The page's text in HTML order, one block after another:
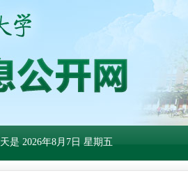
是 2026年8月7日 星期五